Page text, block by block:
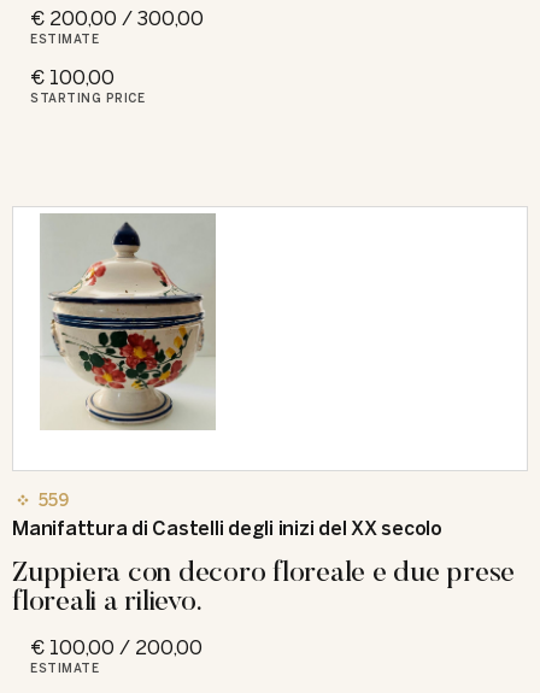
€ 200,00 / 300,00
ESTIMATE
€ 100,00
STARTING PRICE
559
Manifattura di Castelli degli inizi del XX secolo
Zuppiera con decoro floreale e due prese
floreali a rilievo.
€ 100,00 / 200,00
ESTIMATE